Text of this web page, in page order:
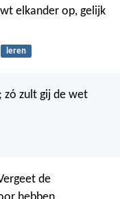
elkander op, gelijk
leren
zó zult gij de wet
de